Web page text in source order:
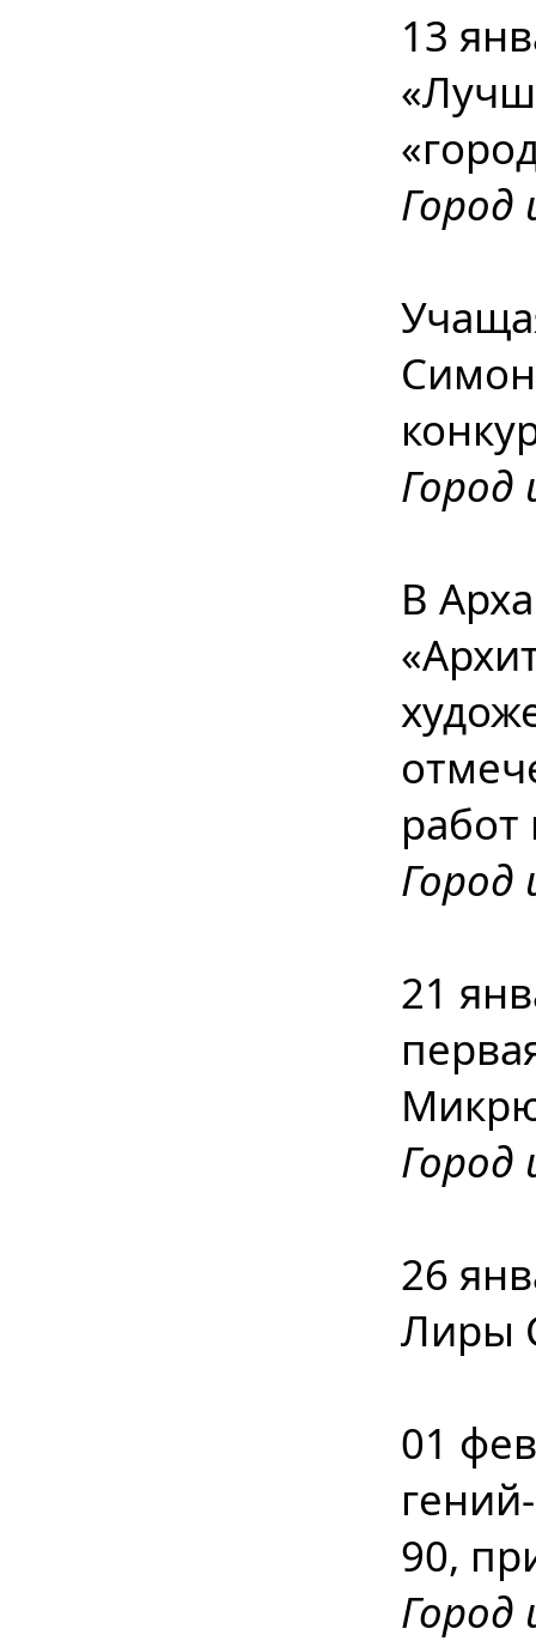
13
Город
Город
В
работ
Город
21
Город
26
Лиры
01
90,
Город